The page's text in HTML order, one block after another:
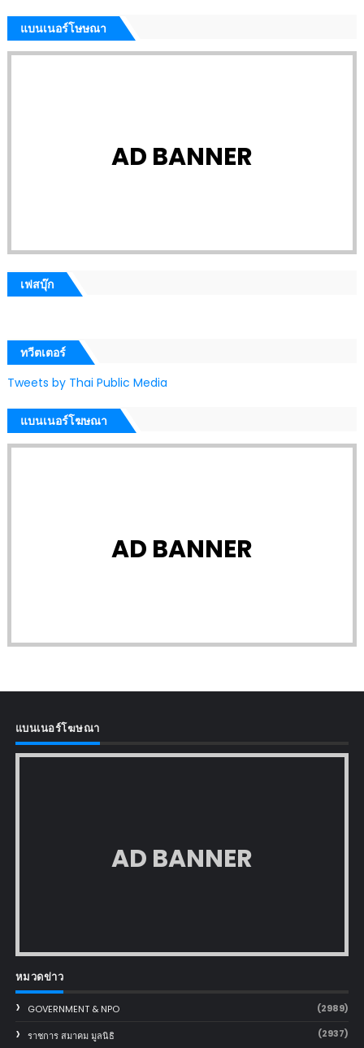
แบนเนอร์โษษณา
AD BANNER
เฟสบุ๊ก
ทวีตเตอร์
Tweets by Thai Public Media
แบนเนอร์โฆษณา
AD BANNER
แบนเนอร์โฆษณา
AD BANNER
หมวดข่าว
GOVERNMENT & NPO (2989)
ราชการ สมาคม มูลนิธิ (2937)